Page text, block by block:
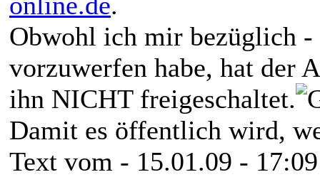
Obwohl ich mir bezüglich -
vorzuwerfen habe, hat der
ihn NICHT freigeschaltet.
Damit es öffentlich wird,
Text vom - 15.01.09 -